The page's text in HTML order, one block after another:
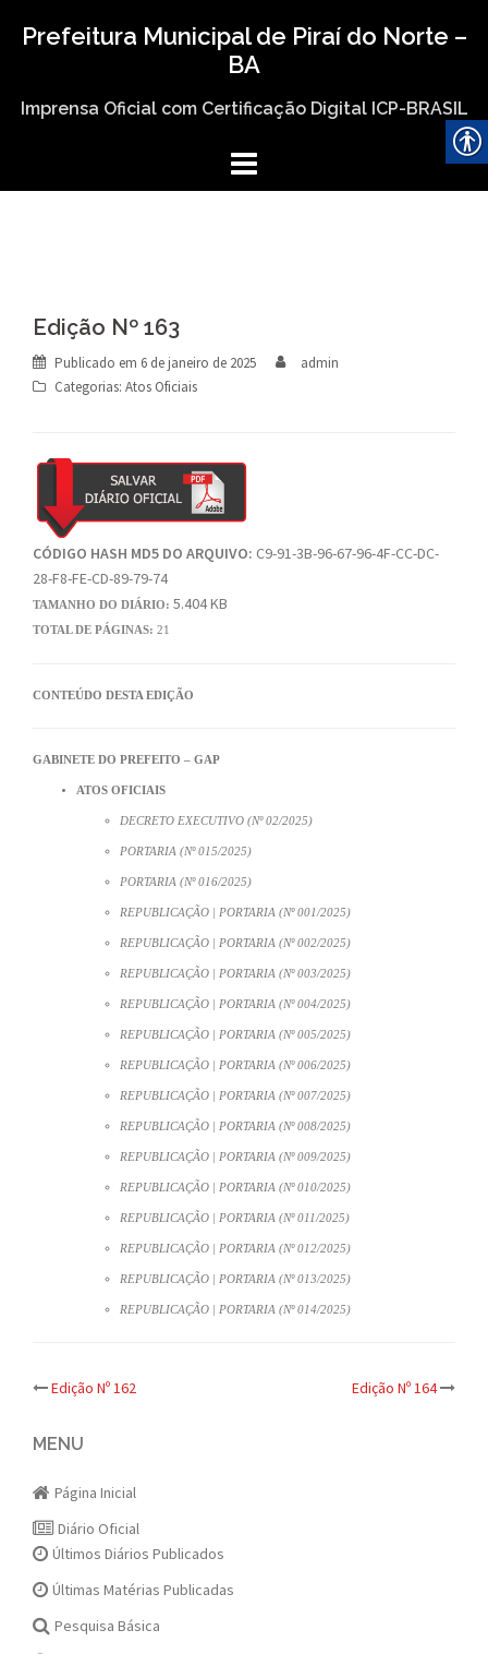
Prefeitura Municipal de Piraí do Norte –
BA
Imprensa Oficial com Certificação Digital ICP-BRASIL
Edição Nº 163
Publicado em 6 de janeiro de 2025
admin
Categorias: Atos Oficiais
CÓDIGO HASH MD5 DO ARQUIVO: C9-91-3B-96-67-96-4F-CC-DC-
28-F8-FE-CD-89-79-74
TAMANHO DO DIÁRIO: 5.404 KB
TOTAL DE PÁGINAS: 21
CONTEÚDO DESTA EDIÇÃO
GABINETE DO PREFEITO – GAP
ATOS OFICIAIS
DECRETO EXECUTIVO (Nº 02/2025)
PORTARIA (Nº 015/2025)
PORTARIA (Nº 016/2025)
REPUBLICAÇÃO | PORTARIA (Nº 001/2025)
REPUBLICAÇÃO | PORTARIA (Nº 002/2025)
REPUBLICAÇÃO | PORTARIA (Nº 003/2025)
REPUBLICAÇÃO | PORTARIA (Nº 004/2025)
REPUBLICAÇÃO | PORTARIA (Nº 005/2025)
REPUBLICAÇÃO | PORTARIA (Nº 006/2025)
REPUBLICAÇÃO | PORTARIA (Nº 007/2025)
REPUBLICAÇÃO | PORTARIA (Nº 008/2025)
REPUBLICAÇÃO | PORTARIA (Nº 009/2025)
REPUBLICAÇÃO | PORTARIA (Nº 010/2025)
REPUBLICAÇÃO | PORTARIA (Nº 011/2025)
REPUBLICAÇÃO | PORTARIA (Nº 012/2025)
REPUBLICAÇÃO | PORTARIA (Nº 013/2025)
REPUBLICAÇÃO | PORTARIA (Nº 014/2025)
Post
navigation
Edição Nº 162 Edição Nº 164
MENU
Página Inicial
Diário Oficial
Últimos Diários Publicados
Últimas Matérias Publicadas
Pesquisa Básica